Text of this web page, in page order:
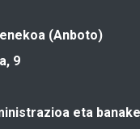
(Anboto)
9
eta